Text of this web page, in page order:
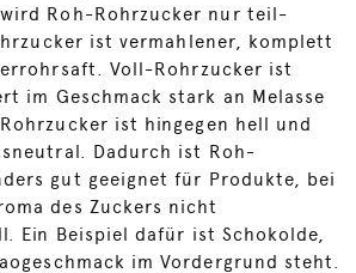
Roh-Rohrzucker nur teil-
ist vermahlener, komplett
Voll-Rohrzucker ist
im Geschmack stark an Melasse
ist hingegen hell und
Dadurch ist Roh-
gut geeignet für Produkte, bei
des Zuckers nicht
Ein Beispiel dafür ist Schokolde,
im Vordergrund steht.